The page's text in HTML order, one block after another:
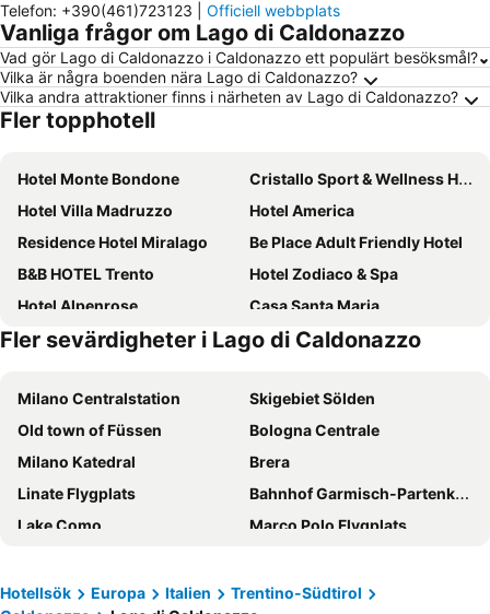
Telefon: +390(461)723123 Officiell webbplats
Vanliga frågor om Lago di Caldonazzo
Vad gör Lago di Caldonazzo i Caldonazzo ett populärt besöksmål?
Vilka är några boenden nära Lago di Caldonazzo?
Vilka andra attraktioner finns i närheten av Lago di Caldonazzo?
Fler topphotell
Hotel Monte Bondone
Cristallo Sport & Wellness Hotel
Hotel Villa Madruzzo
Hotel America
Residence Hotel Miralago
Be Place Adult Friendly Hotel
B&B HOTEL Trento
Hotel Zodiaco & Spa
Hotel Alpenrose
Casa Santa Maria
Hotel Sant'Ilario
Best Western Hotel Adige
Agriturismo Mas dei Chini
Hotel Alle Piramidi
Hotel Everest
Residence Concaverde
Lainez Rooms & Suites
Boutique Exclusive B&B
Hotel Norge
Hotel Sporting Trento
NH Trento
Hi Hotels Trento - Wellness & Spa Adults Only
Muu Village
Hotel Dolomiti
Fler sevärdigheter i Lago di Caldonazzo
Milano Centralstation
Skigebiet Sölden
Old town of Füssen
Bologna Centrale
Milano Katedral
Brera
Linate Flygplats
Bahnhof Garmisch-Partenkirchen
Lake Como
Marco Polo Flygplats
Navigli
Venedig Santa Lucia centralstation
Hotellsök Europa Italien
Trentino-Südtirol